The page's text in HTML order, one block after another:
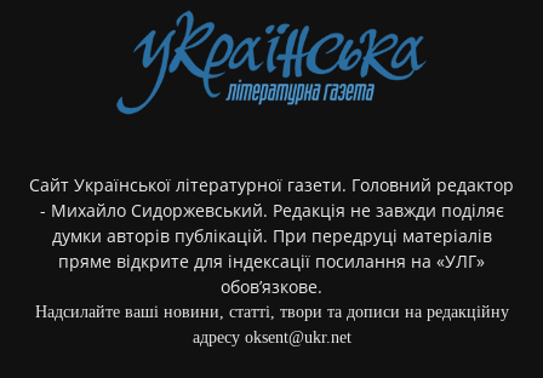
Сайт Української літературної газети. Головний редактор
- Михайло Сидоржевський. Редакція не завжди поділяє
думки авторів публікацій. При передруці матеріалів
пряме відкрите для індексації посилання на «УЛГ»
обов’язкове.
Надсилайте ваші новини, статті, твори та дописи на редакційну
адресу oksent@ukr.net